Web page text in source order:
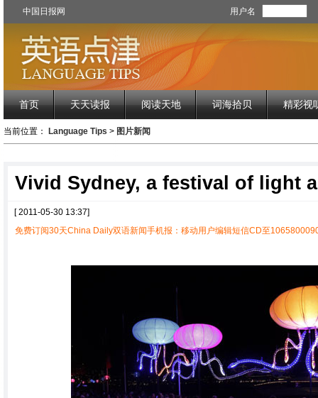
中国日报网 用户名
首页 天天读报 阅读天地 词海拾贝 精彩视
当前位置： Language Tips > 图片新闻
Vivid Sydney, a festival of light
[ 2011-05-30 13:37]
免费订阅30天China Daily双语新闻手机报：移动用户编辑短信CD至